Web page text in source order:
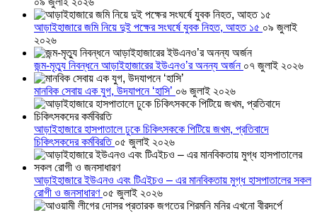
আড়াইহাজারে জমি নিয়ে দুই পক্ষের সংঘর্ষে যুবক নিহত, আহত ১৫ ০৯ জুলাই
২০২৬
জন্ম-মৃত্যু নিবন্ধনে আড়াইহাজারের ইউএনও’র অনন্য অর্জন ০৭ জুলাই ২০২৬
মানবিক সেবায় এক যুগ, উদযাপনে ‘হাসি’ ০৬ জুলাই ২০২৬
আড়াইহাজারে হাসপাতালে ঢুকে চিকিৎসককে পিটিয়ে জখম, প্রতিবাদে
চিকিৎসকদের কর্মবিরতি ০৫ জুলাই ২০২৬
আড়াইহাজারে ইউএনও এবং টিএইচও – এর মানবিকতায় মুগ্ধ হাসপাতালের সকল
রোগী ও জনসাধারণ ০৫ জুলাই ২০২৬